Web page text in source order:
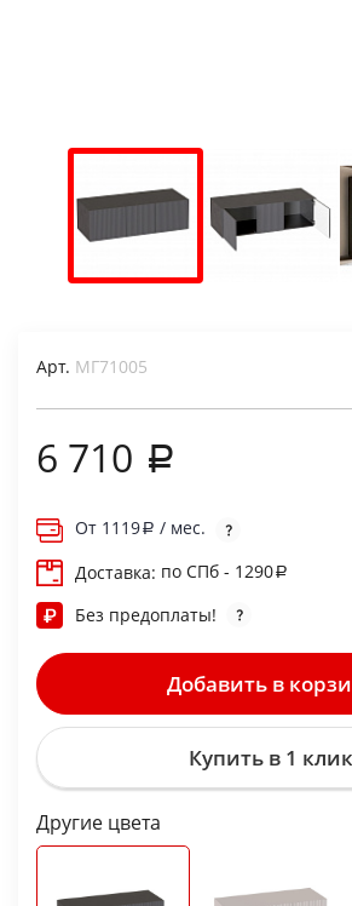
Арт. МГ71005
6 710
От 1119
/ мес.
Доставка: по СПб - 1290
Без предоплаты!
Добавить в
Купить в 1 клик
Другие цвета